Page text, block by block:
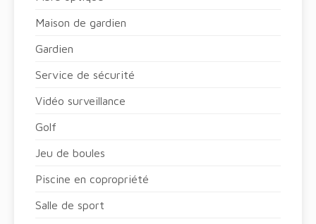
Maison de gardien
Gardien
Service de sécurité
Vidéo surveillance
Golf
Jeu de boules
Piscine en copropriété
Salle de sport